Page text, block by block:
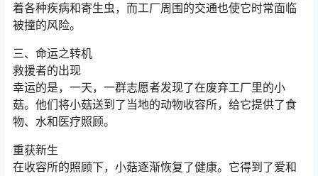
着各种疾病和寄生虫，而工厂周围的交通也使它时常面临
被撞的风险。
三、命运之转机
救援者的出现
幸运的是，一天，一群志愿者发现了在废弃工厂里的小
菇。他们将小菇送到了当地的动物收容所，给它提供了食
物、水和医疗照顾。
重获新生
在收容所的照顾下，小菇逐渐恢复了健康。它得到了爱和